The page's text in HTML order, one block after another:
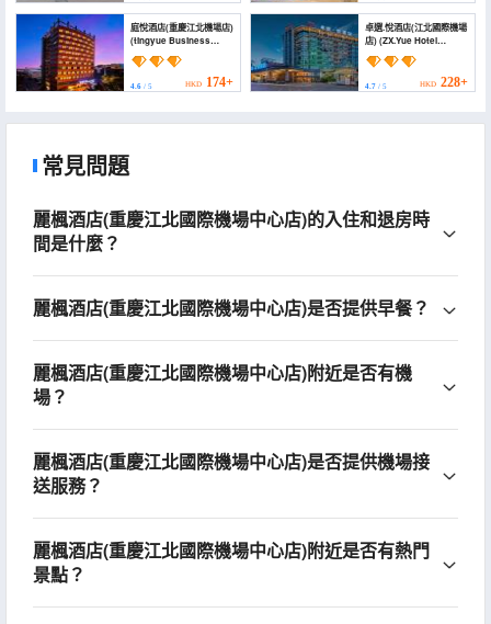
庭悅酒店(重慶江北機場店)
(tingyue Business
Hotel (Chongqing
Jiangbei Airport))
4.6 / 5 HKD 174+
卓選.悅酒店(江北國際機場
店) (ZX.Yue Hotel
(Chongqing Jiangbei
International Airport
4.7/ 5 HKD 228+
常見問題
麗楓酒店(重慶江北國際機場中心店)的入住和退房時
間是什麼？
麗楓酒店(重慶江北國際機場中心店)是否提供早餐？
麗楓酒店(重慶江北國際機場中心店)附近是否有機
場？
麗楓酒店(重慶江北國際機場中心店)是否提供機場接
送服務？
麗楓酒店(重慶江北國際機場中心店)附近是否有熱門
景點？